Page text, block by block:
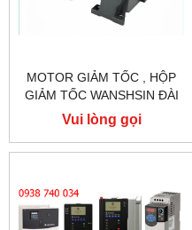
MOTOR GIẢM TỐC , HỘP
GIẢM TỐC WANSHSIN ĐÀI
LOAN 1.5KW 1500W 2HP AC
BA PHA 220 V / 380V
Vui lòng gọi